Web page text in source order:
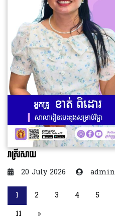
រាត្រីរសាយ
20 July 2026 admin
1 2 3 4 5
11
»